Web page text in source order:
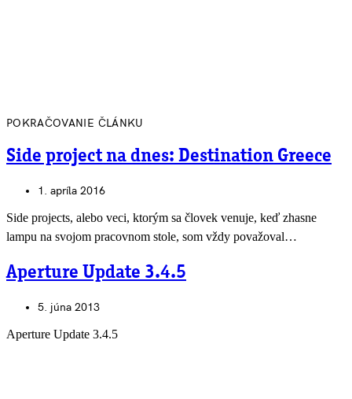
POKRAČOVANIE ČLÁNKU
Side project na dnes: Destination Greece
1. apríla 2016
Side projects, alebo veci, ktorým sa človek venuje, keď zhasne
lampu na svojom pracovnom stole, som vždy považoval…
Aperture Update 3.4.5
5. júna 2013
Aperture Update 3.4.5